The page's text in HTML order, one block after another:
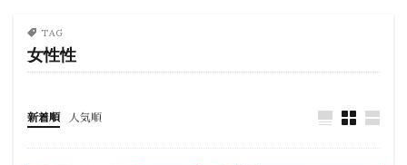
TAG
女性性
新着順 人気順